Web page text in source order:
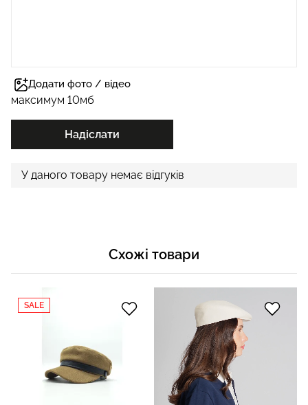
Додати фото / відео
максимум 10мб
Надіслати
У даного товару немає відгуків
Схожі товари
SALE